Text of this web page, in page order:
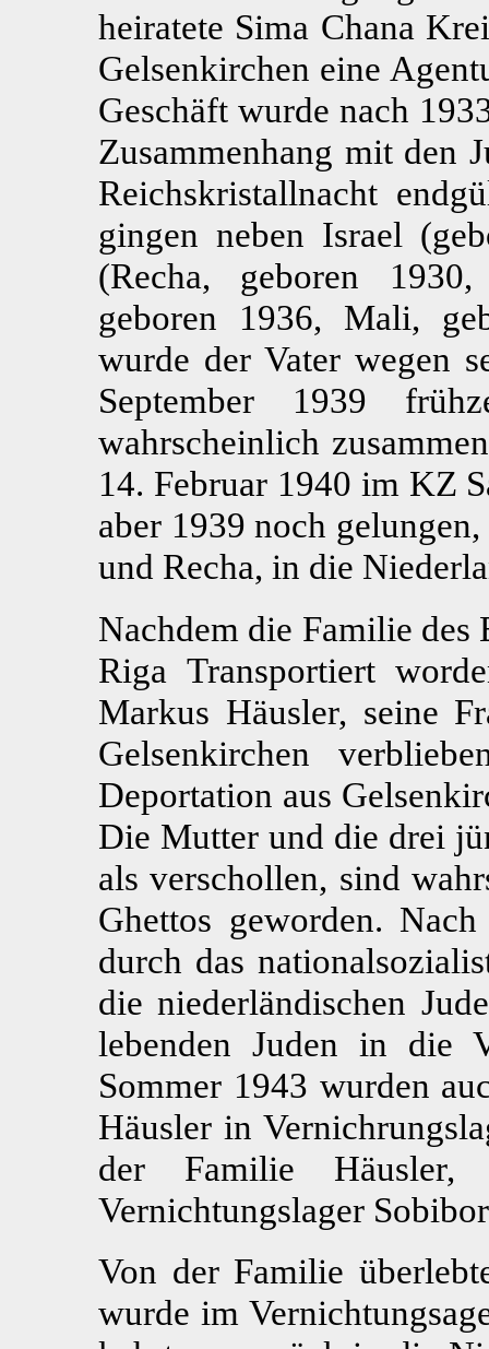
heiratete Sima Chana
Gelsenkirchen eine
Geschäft wurde nach
Zusammenhang mit den
Reichskristallnacht
gingen neben Israel
(Recha, geboren
geboren 1936, Mali,
wurde der Vater wegen
September 1939
wahrscheinlich
14. Februar 1940 im KZ
aber 1939 noch
und Recha, in die
Nachdem die Familie des
Riga Transportiert
Markus Häusler, seine
Gelsenkirchen
Deportation aus
Die Mutter und die drei
als verschollen, sind
Ghettos geworden.
durch das
die niederländischen
lebenden Juden in die
Sommer 1943 wurden
Häusler in
der Familie
Vernichtungslager
Von der Familie
wurde im